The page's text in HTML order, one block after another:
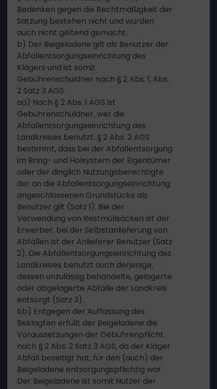
Bedenken gegen die Rechtmäßigkeit der
Satzung bestehen nicht und wurden
auch nicht geltend gemacht.
b) Der Beigeladene gilt als Benutzer der
Abfallentsorgungseinrichtung des
Klägers und ist somit
Gebührenschuldner nach § 2 Abs. 1, Abs.
2 Satz 3 AGS.
aa) Nach § 2 Abs. 1 AGS ist
Gebührenschuldner, wer die
Abfallentsorgungseinrichtung des
Landkreises benutzt. § 2 Abs. 2 AGS
bestimmt, dass bei der Abfallentsorgung
im Bring- und Holsystem der Eigentümer
oder der dinglich Nutzungsberechtigte
der an die Abfallentsorgungseinrichtung
angeschlossenen Grundstücke als
Benutzer gilt (Satz 1). Bei der
Verwendung von Restmüllsäcken ist der
Erwerber, bei der Selbstanlieferung von
Abfällen ist der Anlieferer Benutzer (Satz
2). Die Abfallentsorgungseinrichtung des
Landkreises benutzt auch derjenige,
dessen unzulässig behandelte, gelagerte
oder abgelagerte Abfälle der Landkreis
entsorgt (Satz 3).
bb) Entgegen der Auffassung des
Beklagten erfüllt der Beigeladene die
Voraussetzungen der Gebührenpflicht
nach § 2 Abs. 2 Satz 3 AGS, da der Kläger
Abfall beseitigt hat, für den (auch) der
Beigeladene entsorgungspflichtig war.
Der Beigeladene ist somit Nutzer der